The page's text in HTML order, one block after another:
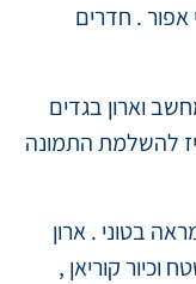
80/80 שיי גריי אפור . חדרים
וארון בגדים
להשלמת התמונה
בטוני . ארון
וכיור קוריאן ,